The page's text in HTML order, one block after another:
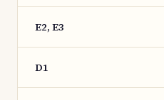
E2, E3
D1